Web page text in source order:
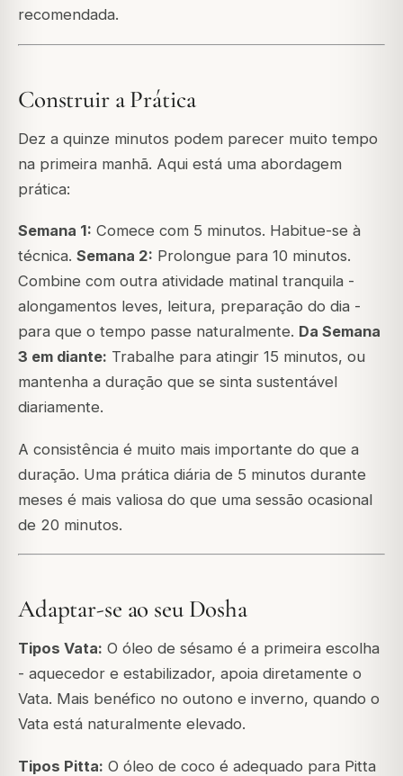
recomendada.
Construir a Prática
Dez a quinze minutos podem parecer muito tempo
na primeira manhã. Aqui está uma abordagem
prática:
Semana 1: Comece com 5 minutos. Habitue-se à
técnica. Semana 2: Prolongue para 10 minutos.
Combine com outra atividade matinal tranquila -
alongamentos leves, leitura, preparação do dia -
para que o tempo passe naturalmente. Da Semana
3 em diante: Trabalhe para atingir 15 minutos, ou
mantenha a duração que se sinta sustentável
diariamente.
A consistência é muito mais importante do que a
duração. Uma prática diária de 5 minutos durante
meses é mais valiosa do que uma sessão ocasional
de 20 minutos.
Adaptar-se ao seu Dosha
Tipos Vata: O óleo de sésamo é a primeira escolha
- aquecedor e estabilizador, apoia diretamente o
Vata. Mais benéfico no outono e inverno, quando o
Vata está naturalmente elevado.
Tipos Pitta: O óleo de coco é adequado para Pitta